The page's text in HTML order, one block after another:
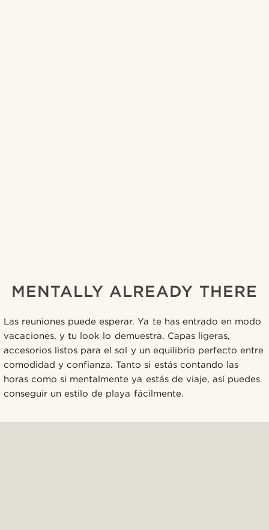
MENTALLY ALREADY THERE
Las reuniones puede esperar. Ya te has entrado en modo
vacaciones, y tu look lo demuestra. Capas ligeras,
accesorios listos para el sol y un equilibrio perfecto entre
comodidad y confianza. Tanto si estás contando las
horas como si mentalmente ya estás de viaje, así puedes
conseguir un estilo de playa fácilmente.